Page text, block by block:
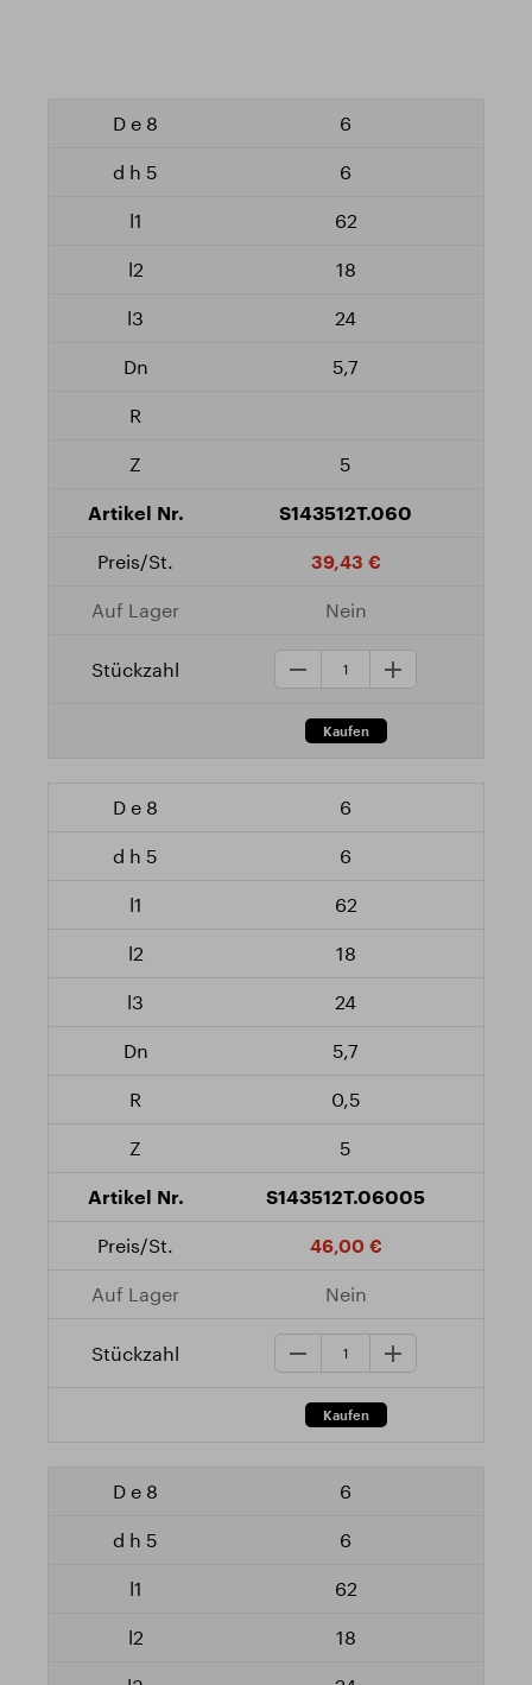
6
6
62
18
24
5,7
5
S143512T.060
39,43 €
Nein
6
6
62
18
24
5,7
0,5
5
S143512T.06005
46,00 €
Nein
6
6
62
18